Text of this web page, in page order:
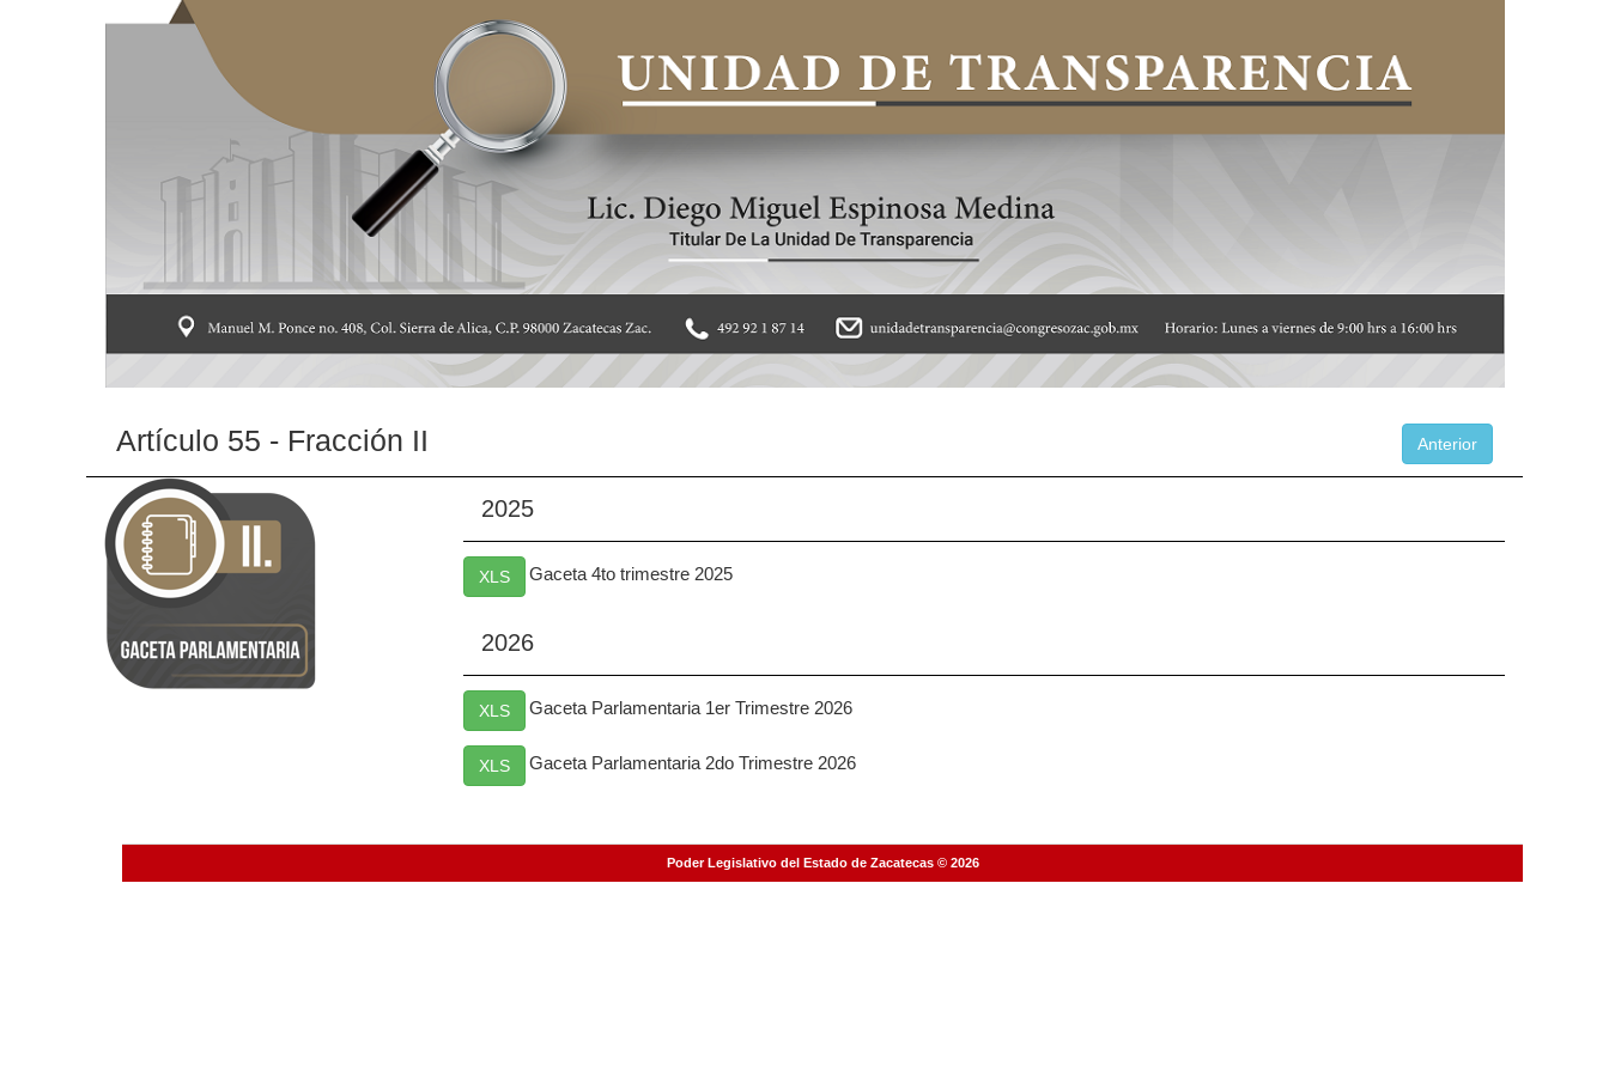
Artículo 55 - Fracción II Anterior
2025
XLS Gaceta 4to trimestre 2025
2026
XLS Gaceta Parlamentaria 1er Trimestre 2026
XLS Gaceta Parlamentaria 2do Trimestre 2026
Poder Legislativo del Estado de Zacatecas © 2026